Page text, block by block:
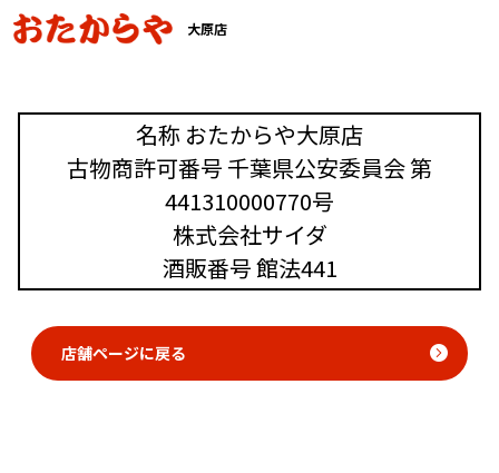
大原店
名称 おたからや大原店
古物商許可番号 千葉県公安委員会 第
441310000770号
株式会社サイダ
酒販番号 館法441
店舗ページに戻る